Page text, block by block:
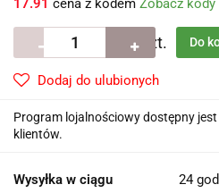
17.91 cena z kodem Zobacz kody
szt. Do
Dodaj do ulubionych
Program lojalnościowy dostępny
klientów.
Wysyłka w ciągu 24